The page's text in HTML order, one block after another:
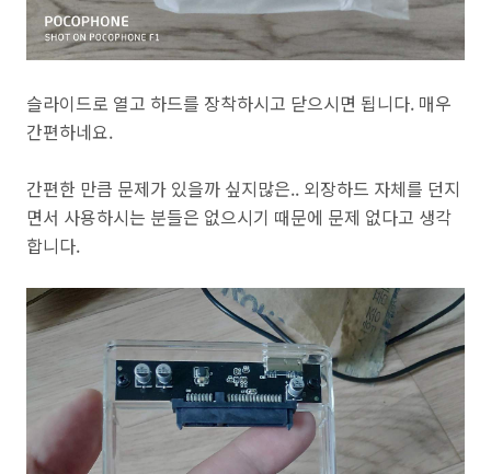
슬라이드로 열고 하드를 장착하시고 닫으시면 됩니다. 매우
간편하네요.
간편한 만큼 문제가 있을까 싶지많은.. 외장하드 자체를 던지
면서 사용하시는 분들은 없으시기 때문에 문제 없다고 생각
합니다.